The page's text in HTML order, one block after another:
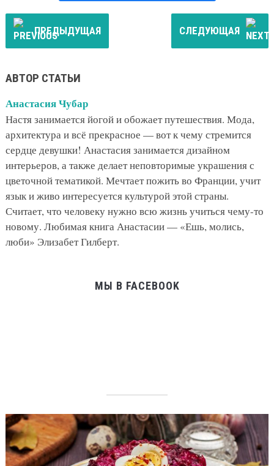
ПРЕДЫДУЩАЯ СЛЕДУЮЩАЯ
АВТОР СТАТЬИ
Анастасия Чубар
Настя занимается йогой и обожает путешествия. Мода,
архитектура и всё прекрасное — вот к чему стремится
сердце девушки! Анастасия занимается дизайном
интерьеров, а также делает неповторимые украшения с
цветочной тематикой. Мечтает пожить во Франции, учит
язык и живо интересуется культурой этой страны.
Считает, что человеку нужно всю жизнь учиться чему-то
новому. Любимая книга Анастасии — «Ешь, молись,
люби» Элизабет Гилберт.
МЫ В FACEBOOK